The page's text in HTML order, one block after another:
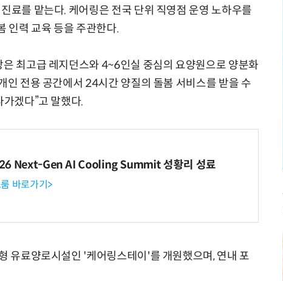
료를 맡는다. 케어링은 전국 단위 직영점 운영 노하우를
인력 교육 등을 주관한다.
최고급 레지던스와 4~6인실 중심의 요양원으로 양분화
인 전용 공간에서 24시간 양질의 돌봄 서비스를 받을 수
겠다”고 말했다.
Next-Gen AI Cooling Summit 성황리 성료
바로가기>
유료양로시설인 '케어링스테이'를 개원했으며, 연내 포